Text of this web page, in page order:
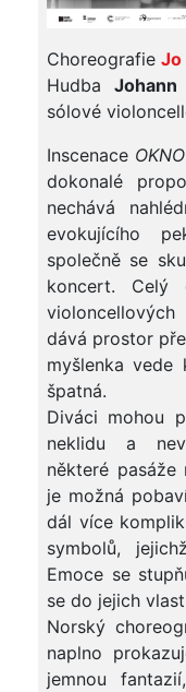
Choreografie Jo
Hudba
sólové
Inscenace OKNO
dokonalé
nechává
evokujícího
společně se
koncert. Celý
dává prostor
myšlenka
špatná.
Diváci mohou
neklidu a
některé
je možná
dál více
symbolů,
Emoce se
se do jejich
Norský
naplno
jemnou